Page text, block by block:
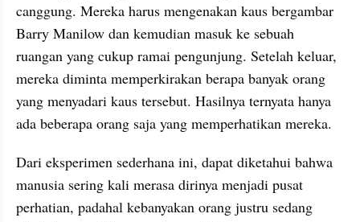
canggung. Mereka harus mengenakan kaus bergambar
Barry Manilow dan kemudian masuk ke sebuah
ruangan yang cukup ramai pengunjung. Setelah keluar,
mereka diminta memperkirakan berapa banyak orang
yang menyadari kaus tersebut. Hasilnya ternyata hanya
ada beberapa orang saja yang memperhatikan mereka.
Dari eksperimen sederhana ini, dapat diketahui bahwa
manusia sering kali merasa dirinya menjadi pusat
perhatian, padahal kebanyakan orang justru sedang